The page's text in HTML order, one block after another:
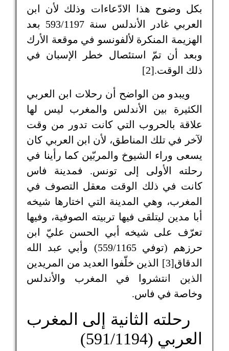
بكل وضوح هذا الادّعاءات وذلك لأن ابن
العربي غادر الأندلس سنة 593/1197 بعد
الهزيمة المنكرة لألفونسو في موقعة الأرك
وبعد أن تمّ استئصال خطر الإسبان في
ذلك الوقت.[2]
ويبدو من الواضح أن رحلات ابن العربي
الكثيرة بين الأندلس والمغرب ليس لها
علاقة بالحروب التي كانت تدور من وقت
لآخر في تلك المناطق، لأن ابن العربي كان
يسعى وراء الشيوخ والمربّين كما رأينا في
رحلته الأولى إلى تونس. فمدينة فاس
كانت في ذلك الوقت معقل التصوف في
المغرب، وهي المدينة التي اختارها شيخه
أبا مدين ليتلقى فيها تربيته الصوفية، وفيها
تعرّف على شيخه أبي الحسن عليّ ابن
حرزهم (توفي 559/1165) وأبي عبد الله
الدقاق[3] الذين خلّفوا العديد من المريدين
الذين انتشروا في المغرب والأندلس
وخاصة في فاس.
رحلته الثانية إلى المغرب
العربي (591/1194)